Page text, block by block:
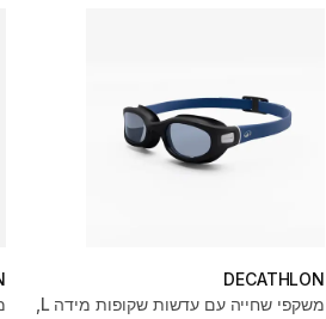
DECATHLON